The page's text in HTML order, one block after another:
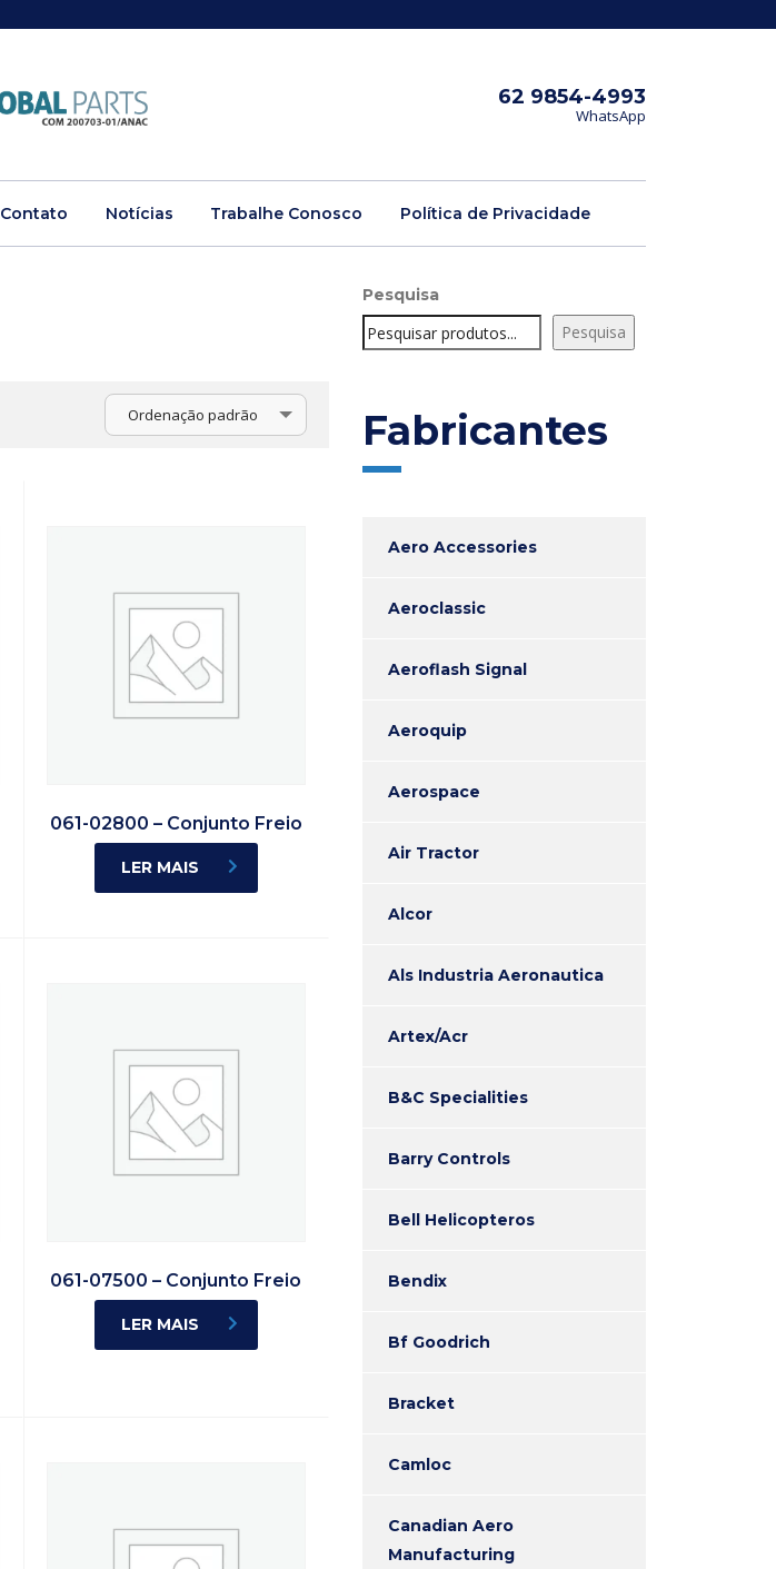
62 9854-4993
WhatsApp
Contato Notícias Trabalhe Conosco Política de Privacidade
Ordenação padrão
061-02800 – Conjunto Freio
LER MAIS
061-07500 – Conjunto Freio
LER MAIS
Pesquisa
Pesquisa
Fabricantes
Aero Accessories
Aeroclassic
Aeroflash Signal
Aeroquip
Aerospace
Air Tractor
Alcor
Als Industria Aeronautica
Artex/Acr
B&C Specialities
Barry Controls
Bell Helicopteros
Bendix
Bf Goodrich
Bracket
Camloc
Canadian Aero
Manufacturing